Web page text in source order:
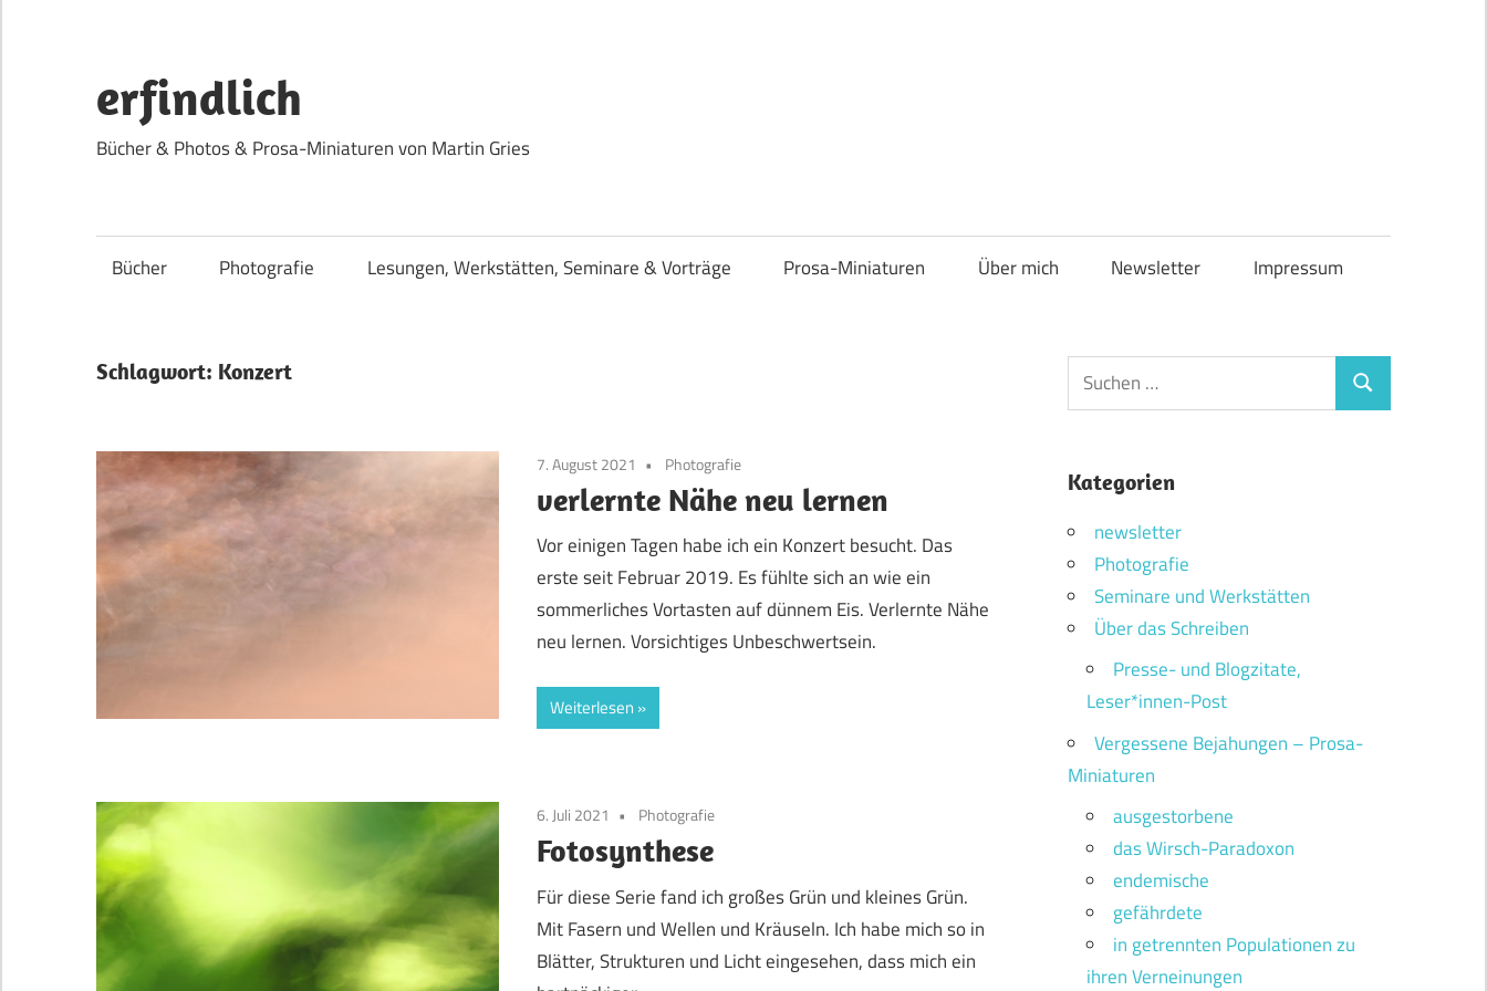
springen
erfindlich
Bücher & Photos & Prosa-Miniaturen von Martin Gries
Bücher Photografie Lesungen, Werkstätten, Seminare & Vorträge Prosa-Miniaturen Über mich Newsletter Impressum
Schlagwort: Konzert
7. August 2021 Photografie
verlernte Nähe neu lernen
Vor einigen Tagen habe ich ein Konzert besucht. Das
erste seit Februar 2019. Es fühlte sich an wie ein
sommerliches Vortasten auf dünnem Eis. Verlernte Nähe
neu lernen. Vorsichtiges Unbeschwertsein.
Weiterlesen
6. Juli 2021 Photografie
Fotosynthese
Für diese Serie fand ich großes Grün und kleines Grün.
Mit Fasern und Wellen und Kräuseln. Ich habe mich so in
Blätter, Strukturen und Licht eingesehen, dass mich ein
Suchen
nach:
Suchen
Kategorien
newsletter
Photografie
Seminare und Werkstätten
Über das Schreiben
Presse- und Blogzitate,
Leser*innen-Post
Vergessene Bejahungen – Prosa-
Miniaturen
ausgestorbene
das Wirsch-Paradoxon
endemische
gefährdete
in getrennten Populationen zu
ihren Verneinungen